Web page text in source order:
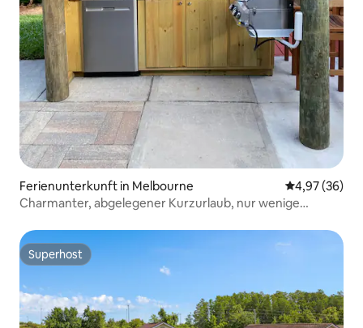
Ferienunterkunft in Melbourne
4,97 (36)
Charmanter, abgelegener Kurzurlaub, nur wenige
Superhost
Superhost